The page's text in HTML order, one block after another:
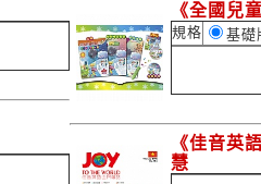
《全國兒
規格 基礎
《佳音英
慧